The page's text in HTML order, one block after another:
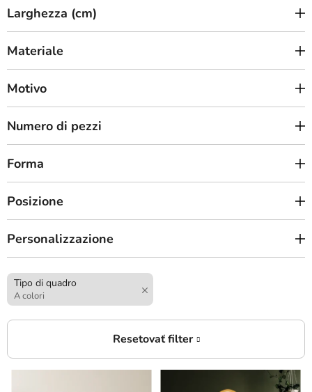
Larghezza (cm)
Materiale
Motivo
Numero di pezzi
Forma
Posizione
Personalizzazione
Tipo di quadro
A colori
E